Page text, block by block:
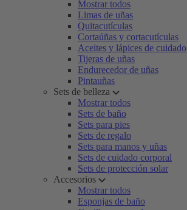
Mostrar todos
Limas de uñas
Quitacutículas
Cortaúñas y cortacutículas
Aceites y lápices de cuidado
Tijeras de uñas
Endurecedor de uñas
Pintauñas
Sets de belleza
Mostrar todos
Sets de baño
Sets para pies
Sets de regalo
Sets para manos y uñas
Sets de cuidado corporal
Sets de protección solar
Accesorios
Mostrar todos
Esponjas de baño